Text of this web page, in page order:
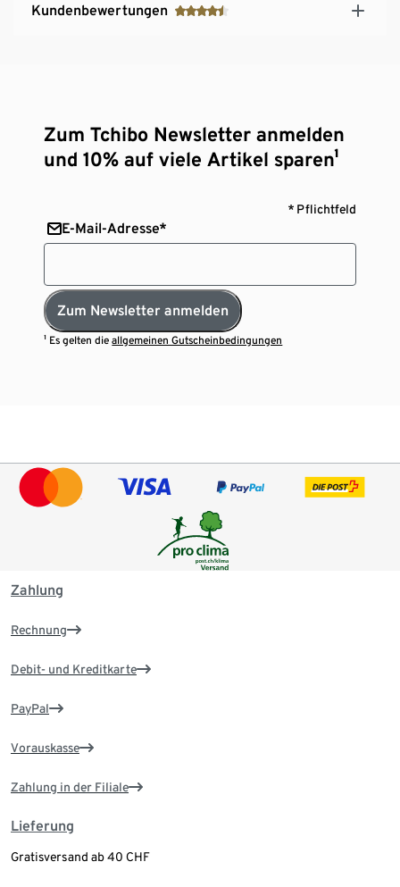
Kundenbewertungen
Zum Tchibo Newsletter anmelden
und 10% auf viele Artikel sparen¹
* Pflichtfeld
E-Mail-Adresse*
Zum Newsletter anmelden
¹ Es gelten dieallgemeinen Gutscheinbedingungen
Zahlung
Rechnung
Debit- und Kreditkarte
PayPal
Vorauskasse
Zahlung in der Filiale
Lieferung
Gratisversand ab 40 CHF